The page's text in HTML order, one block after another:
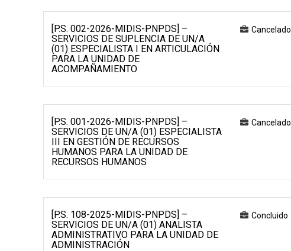
[P.S. 002-2026-MIDIS-PNPDS] –
SERVICIOS DE SUPLENCIA DE UN/A
(01) ESPECIALISTA I EN ARTICULACIÓN
PARA LA UNIDAD DE
ACOMPAÑAMIENTO
Cancelado
[P.S. 001-2026-MIDIS-PNPDS] –
SERVICIOS DE UN/A (01) ESPECIALISTA
III EN GESTIÓN DE RECURSOS
HUMANOS PARA LA UNIDAD DE
RECURSOS HUMANOS
Cancelado
[P.S. 108-2025-MIDIS-PNPDS] –
SERVICIOS DE UN/A (01) ANALISTA
ADMINISTRATIVO PARA LA UNIDAD DE
ADMINISTRACIÓN
Concluido